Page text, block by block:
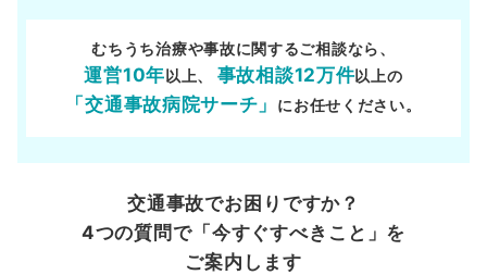
むちうち治療や事故に関するご相談なら、
運営10年以上、 事故相談12万件以上の
「交通事故病院サーチ」 にお任せください。
交通事故でお困りですか？
4つの質問で「今すぐすべきこと」を
ご案内します